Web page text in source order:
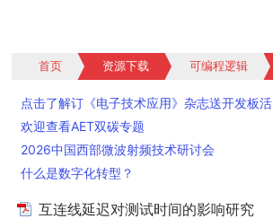
首页 资源下载 可编程逻辑
点击了解订《电子技术应用》杂志送开发板活
动
欢迎查看AET双碳专题
2026中国西部微波射频技术研讨会
什么是数字化转型？
互连线延迟对测试时间的影响研究